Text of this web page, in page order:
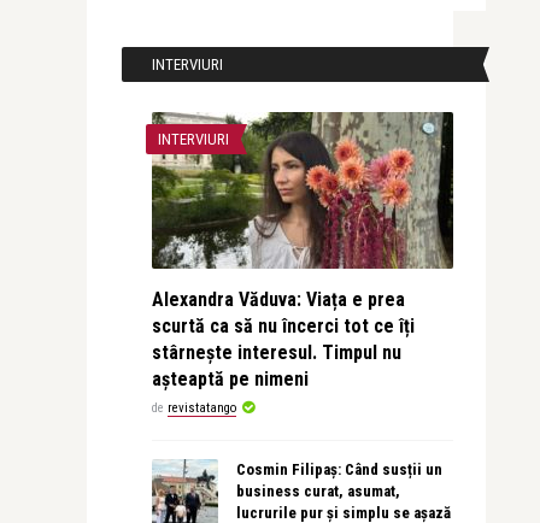
INTERVIURI
INTERVIURI
Alexandra Văduva: Viața e prea
scurtă ca să nu încerci tot ce îți
stârnește interesul. Timpul nu
așteaptă pe nimeni
de revistatango
Cosmin Filipaș: Când susții un
business curat, asumat,
lucrurile pur și simplu se așază